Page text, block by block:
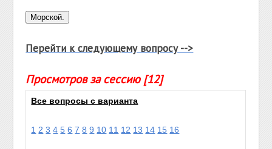
Перейти к следующему вопросу -->
Просмотров за сессию [12]
Все вопросы с варианта
1 2 3 4 5 6 7 8 9 10 11 12 13 14 15 16